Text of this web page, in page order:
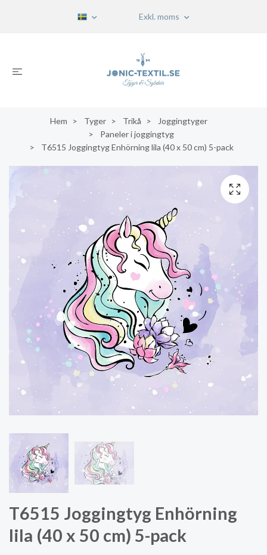
Exkl. moms
Hem Tyger Trikå
Joggingtyger
Paneler i joggingtyg
T6515 Joggingtyg Enhörning lila (40 x 50 cm) 5-pack
T6515 Joggingtyg Enhörning
lila (40 x 50 cm) 5-pack